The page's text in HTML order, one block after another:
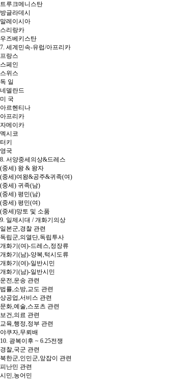
트루크메니스탄
방글라데시
말레이시아
스리랑카
우즈베키스탄
7. 세계민속-유럽/아프리카
프랑스
스페인
스위스
독 일
네델란드
미 국
아르헨티나
아프리카
자메이카
멕시코
터키
영국
8. 서양중세의상&드레스
(중세) 왕 & 왕자
(중세)여왕&공주&귀족(여)
(중세) 귀족(남)
(중세) 평민(남)
(중세) 평민(여)
(중세)망토 및 소품
9. 일제시대 / 개화기의상
일본군,경찰 관련
독립군,의열단,독립투사
개화기(여)-드레스,정장류
개화기(남)-양복,턱시도류
개화기(여)-일반시민
개화기(남)-일반시민
운전,운송 관련
법률,소방,교도 관련
상공업,서비스 관련
문화,예술,스포츠 관련
보건,의료 관련
교육,행정,정부 관련
야쿠자,무뢰배
10. 광복이후 ~ 6.25전쟁
경찰,국군 관련
북한군,인민군,앞잡이 관련
피난민 관련
시민,농어민